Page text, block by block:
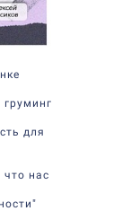
для
что нас